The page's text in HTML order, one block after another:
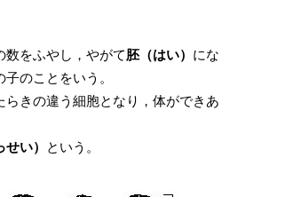
数をふやし，やがて胚（はい） にな
のことをいう。
きの違う細胞となり，体ができあ
い） という。